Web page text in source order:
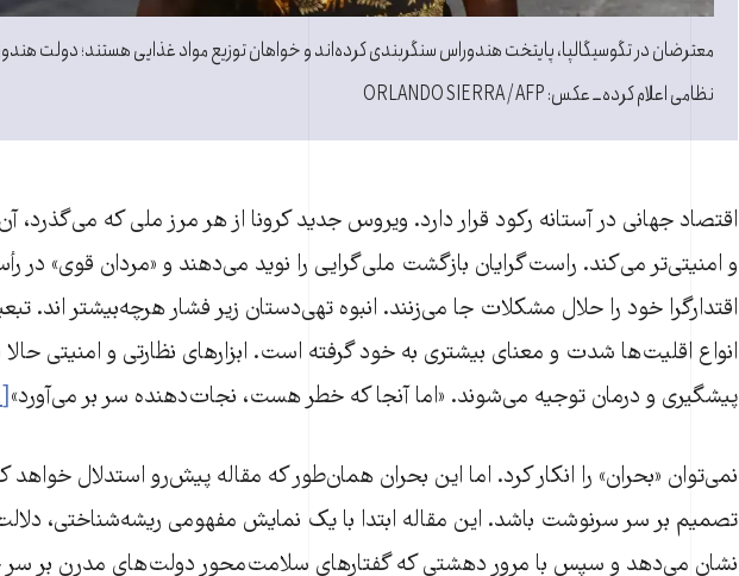
معترضان در تگوسیگالپا، پایتخت هندوراس سنگربندی کرده‌اند و خواهان توزیع مواد غذایی هستند؛ دولت
نظامی اعلام کرده ــ عکس: ORLANDO SIERRA / AFP
اقتصاد جهانی در آستانه رکود قرار دارد. ویروس جدید کرونا از هر مرز ملی که می‌گذرد،
و امنیتی‌تر می‌کند. راست‌گرایان بازگشت ملی‌گرایی را نوید می‌دهند و «مردان قوی‌» در
اقتدارگرا خود را حلال مشکلات جا می‌زنند. انبوه تهی‌دستان زیر فشار هرچه‌بیشتر اند.
انواع اقلیت‌ها شدت و معنای بیشتری به خود گرفته است. ابزارهای نظارتی و امنیتی حالا
پیشگیری و درمان توجیه می‌شوند. «اما آنجا که خطر هست، نجات‌دهنده سر بر می‌آورد»[1]
نمی‌توان «بحران» را انکار کرد. اما این بحران همان‌طور که مقاله پیش‌رو استدلال خواهد
تصمیم بر سر سرنوشت باشد. این مقاله ابتدا با یک نمایش مفهومی ریشه‌شناختی،
نشان می‌دهد و سپس با مرور دهشتی که گفتارهای سلامت‌محور دولت‌های مدرن بر سر